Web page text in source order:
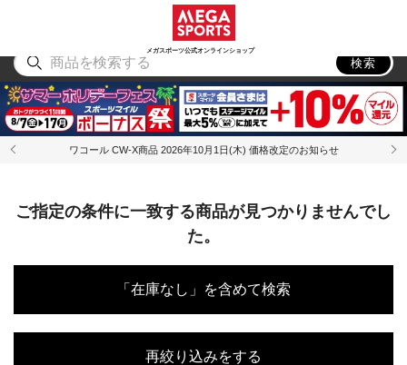
メガスポーツ公式オンラインショップ
アウトドア
検索
ワコール CW-X商品 2026年10月1日(木) 価格改定のお知らせ
ご指定の条件に一致する商品が見つかりませんでし
た。
「在庫なし」を含めて検索
再絞り込みをする